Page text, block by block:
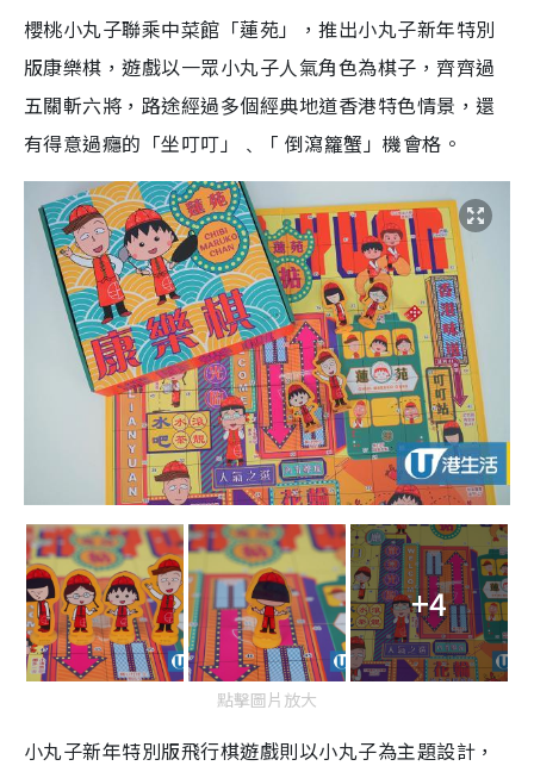
櫻桃小丸子聯乘中菜館「蓮苑」，推出小丸子新年特別
版康樂棋，遊戲以一眾小丸子人氣角色為棋子，齊齊過
五關斬六將，路途經過多個經典地道香港特色情景，還
有得意過癮的「坐叮叮」﹑「 倒瀉籮蟹」機會格。
+4
點擊圖片放大
小丸子新年特別版飛行棋遊戲則以小丸子為主題設計，